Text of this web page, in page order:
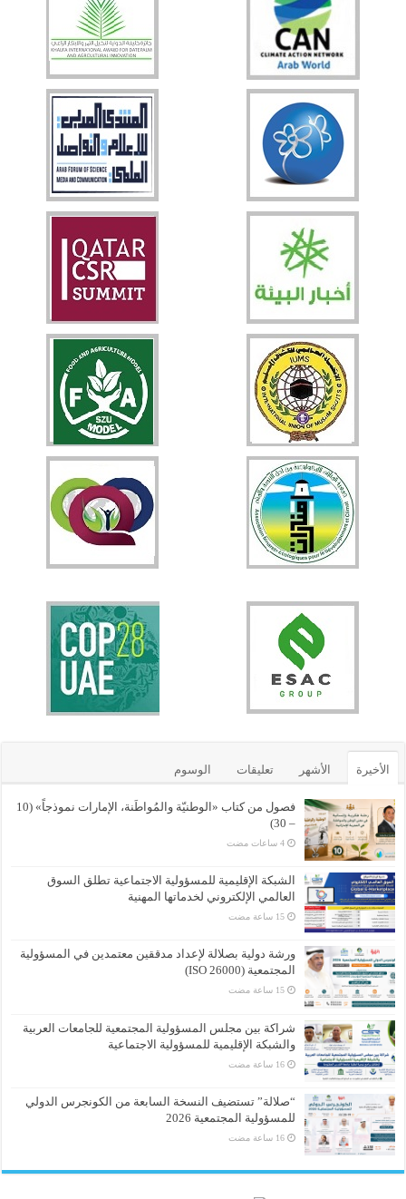
الأخيرة الأشهر تعليقات الوسوم
فصول من كتاب «الوطنيّة والمُواطَنة، الإمارات نموذجاً» (10
– 30)
الشبكة الإقليمية للمسؤولية الاجتماعية تطلق السوق
العالمي الإلكتروني لخدماتها المهنية
ورشة دولية بصلالة لإعداد مدققين معتمدين في المسؤولية
المجتمعية (ISO 26000)
شراكة بين مجلس المسؤولية المجتمعية للجامعات العربية
والشبكة الإقليمية للمسؤولية الاجتماعية
“صلالة” تستضيف النسخة السابعة من الكونجرس الدولي
للمسؤولية المجتمعية 2026